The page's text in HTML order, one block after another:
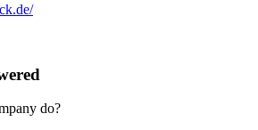
do?